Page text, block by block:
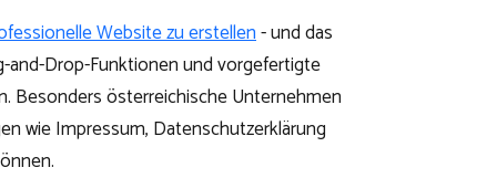
Website zu erstellen- und das
and-Drop-Funktionen und vorgefertigte
Besonders österreichische Unternehmen
wie Impressum, Datenschutzerklärung